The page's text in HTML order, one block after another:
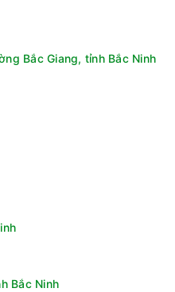
loại bỏ tới 99.9% kim loại
được cấp bản quyền sáng chế
RO – Side Stream được
Bắc Giang, tỉnh Bắc Ninh
Bắc Ninh